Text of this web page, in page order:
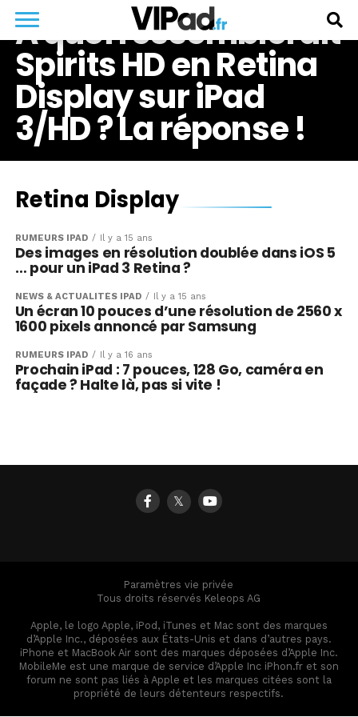
A quoi ressemblerait
Spirits HD en Retina
Display sur iPad
3/HD ? La réponse !
Retina Display
RUMEURS IPAD Il y a 15 ans
Des images en résolution doublée dans iOS 5
… pour un iPad 3 Retina ?
NEWS & ACTUALITÉS IPAD Il y a 15 ans
Un écran 10 pouces d’une résolution de 2560 x
1600 pixels annoncé par Samsung
RUMEURS IPAD Il y a 16 ans
Prochain iPad : 7 pouces, 128 Go, caméra en
façade ? Halte là, pas si vite !
𝕏
Paramètres vie privée
Tous droits réservés Keleops AG
Apple, le logo Apple, iPod, iTunes et Mac sont des marques
d’Apple Inc., déposées aux États-Unis et dans d’autres pays.
iPhone et MacBook Air sont des marques déposées d’Apple Inc.
MobileMe est une marque de service d’Apple Inc iPhon.fr et son
forum ne sont pas liés à Apple et les marques citées sont la
propriété de leurs détenteurs respectifs.